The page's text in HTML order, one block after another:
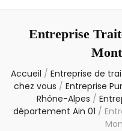
Entreprise
Accueil / Entreprise de
chez vous / Entreprise
Rhône-Alpes /
département Ain 01 /